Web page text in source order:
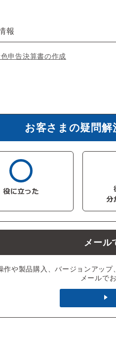
報
申告決算書の作成
お客さまの疑問解
メール
作や製品購入、バージョンアップ
メールで